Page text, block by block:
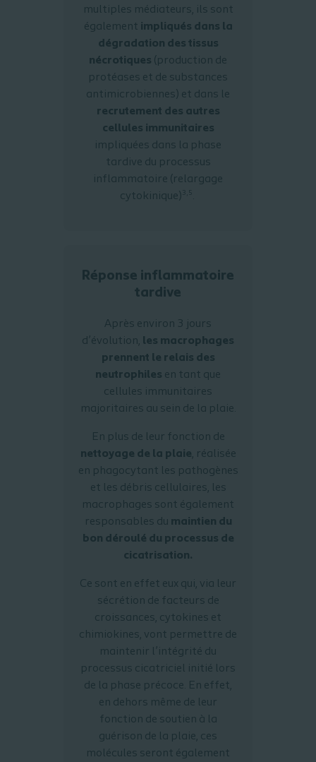
multiples médiateurs, ils sont
également impliqués dans la
dégradation des tissus
nécrotiques (production de
protéases et de substances
antimicrobiennes) et dans le
recrutement des autres
cellules immunitaires
impliquées dans la phase
tardive du processus
inflammatoire (relargage
cytokinique) 3,5
Réponse inflammatoire
tardive
Après environ 3 jours
d’évolution,
les macrophages
prennent le relais des
neutrophiles en tant que
cellules immunitaires
majoritaires au sein de la plaie.
En plus de leur fonction de
nettoyage de la plaie, réalisée
en phagocytant les pathogènes
et les débris cellulaires, les
macrophages sont également
responsables du maintien du
bon déroulé du processus de
cicatrisation.
Ce sont en effet eux qui, via leur
sécrétion de facteurs de
croissances, cytokines et
chimiokines, vont permettre de
maintenir l’intégrité du
processus cicatriciel initié lors
de la phase précoce. En effet,
en dehors même de leur
fonction de soutien à la
guérison de la plaie, ces
molécules seront également